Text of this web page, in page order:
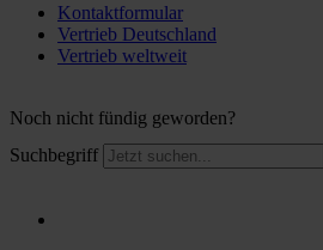
Kontaktformular
Vertrieb Deutschland
Vertrieb weltweit
Noch nicht fündig geworden?
Suchbegriff